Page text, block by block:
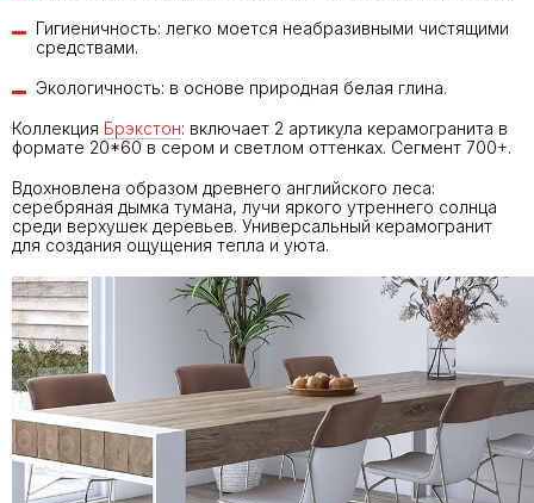
Гигиеничность: легко моется неабразивными чистящими
средствами.
Экологичность: в основе природная белая глина.
Коллекция Брэкстон: включает 2 артикула керамогранита в
формате 20*60 в сером и светлом оттенках. Сегмент 700+.
Вдохновлена образом древнего английского леса:
серебряная дымка тумана, лучи яркого утреннего солнца
среди верхушек деревьев. Универсальный керамогранит
для создания ощущения тепла и уюта.